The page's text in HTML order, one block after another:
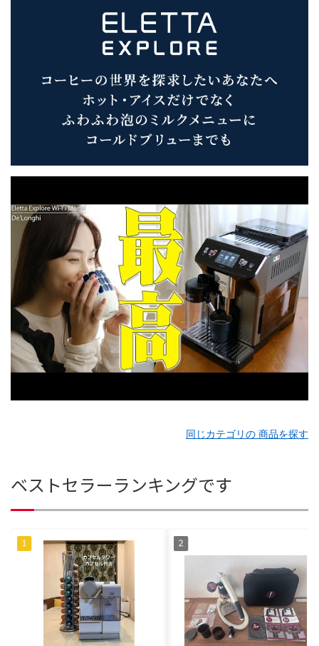
同じカテゴリの 商品を探す
ベストセラーランキングです